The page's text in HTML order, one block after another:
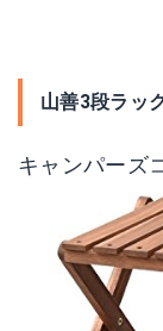
山善3段ラッ
キャンパーズ